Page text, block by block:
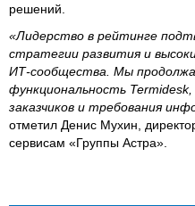
решений.
«Лидерство в рейтинге
стратегии развития и
ИТ-сообщества. Мы
функциональность
заказчиков и требования
отметил Денис Мухин,
сервисам «Группы Астра».